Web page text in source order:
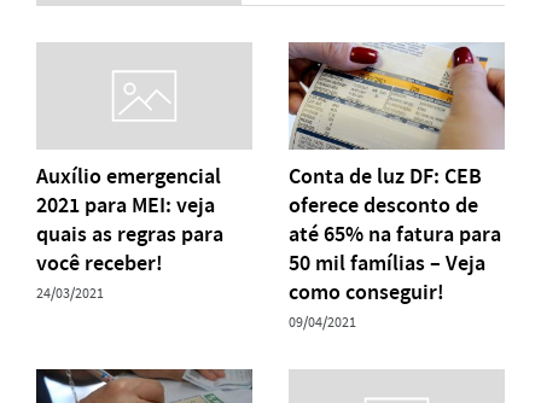
Auxílio emergencial
2021 para MEI: veja
quais as regras para
você receber!
24/03/2021
Conta de luz DF: CEB
oferece desconto de
até 65% na fatura para
50 mil famílias – Veja
como conseguir!
09/04/2021